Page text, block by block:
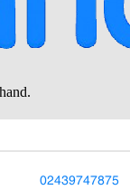
02439747875